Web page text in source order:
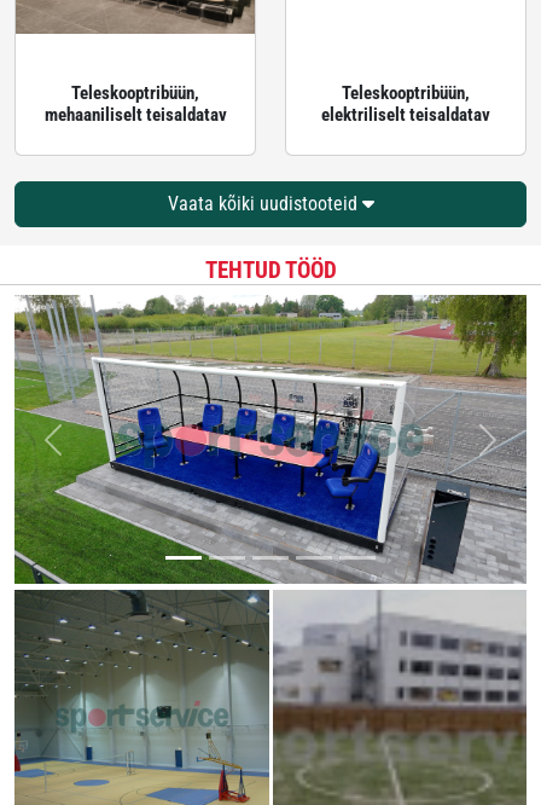
Teleskooptribüün,
mehaaniliselt teisaldatav
Teleskooptribüün,
elektriliselt teisaldatav
Vaata kõiki uudistooteid
TEHTUD TÖÖD
Previous Next